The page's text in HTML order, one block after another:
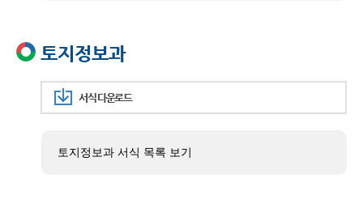
토지정보과
서식 다운로드
토지정보과 서식 목록 보기